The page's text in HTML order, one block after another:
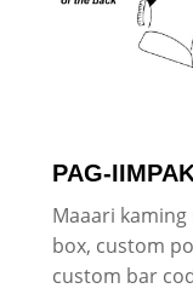
PAG-
Maaari
box, custom
custom bar